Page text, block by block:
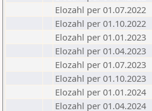
Elozahl per 01.07.2022
Elozahl per 01.10.2022
Elozahl per 01.01.2023
Elozahl per 01.04.2023
Elozahl per 01.07.2023
Elozahl per 01.10.2023
Elozahl per 01.01.2024
Elozahl per 01.04.2024